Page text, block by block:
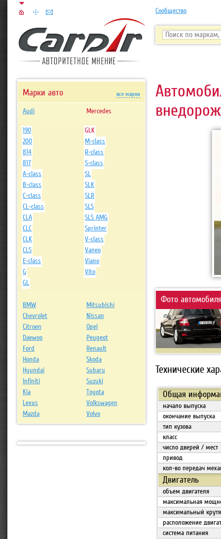
Сообщество
Фото
Технические
Общая
начало выпуска
окончание выпуска
тип кузова
класс
число дверей / мест
привод
кол-во передач
Двигатель
объем двигателя
максимальная
максимальный
расположение
система питания
Марки авто все марки
Audi Mercedes
190
200
814
817
A-class
B-class
C-class
CL-class
CLA
CLC
CLK
CLS
E-class
G
GL
GLK
M-class
R-class
S-class
SL
SLK
SLR
SLS
SLS AMG
Sprinter
V-class
Vaneo
Viano
Vito
BMW
Mitsubishi
Chevrolet
Nissan
Citroen
Opel
Daewoo
Peugeot
Ford
Renault
Honda
Skoda
Hyundai
Subaru
Infiniti
Suzuki
Kia
Toyota
Lexus
Volkswagen
Mazda
Volvo